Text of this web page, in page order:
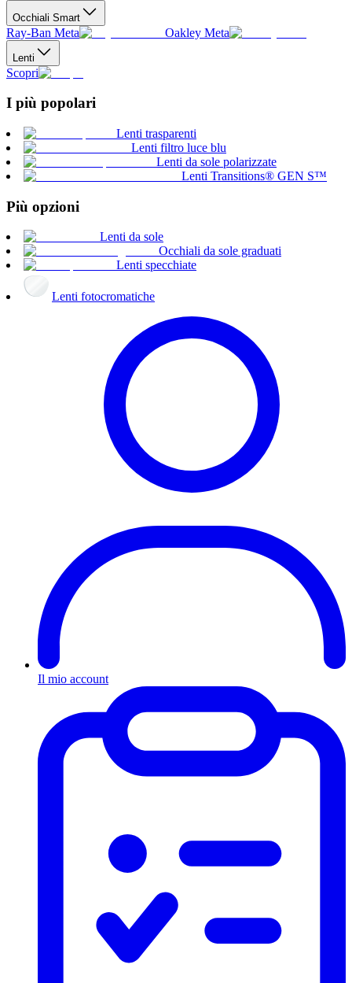
Occhiali Smart
Ray-Ban Meta Oakley Meta
Lenti
Scopri
I più popolari
Lenti trasparenti
Lenti filtro luce blu
Lenti da sole polarizzate
Lenti Transitions® GEN S™
Più opzioni
Lenti da sole
Occhiali da sole graduati
Lenti specchiate
Lenti fotocromatiche
Il mio account